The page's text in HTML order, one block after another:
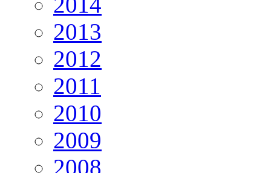
2013
2012
2011
2010
2009
2008